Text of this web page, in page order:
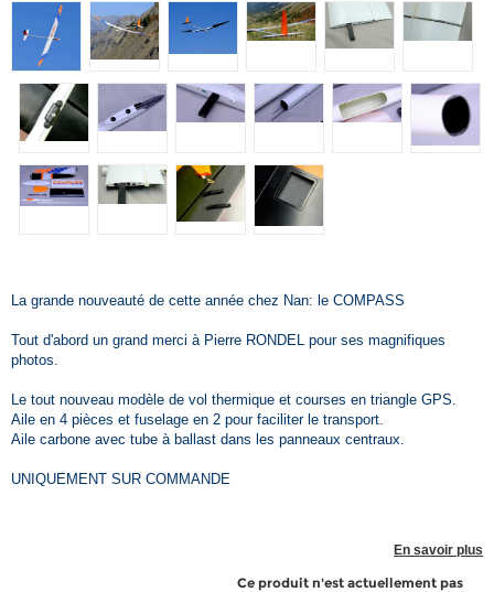
La grande nouveauté de cette année chez Nan: le COMPASS
Tout d'abord un grand merci à Pierre RONDEL pour ses magnifiques
photos.
Le tout nouveau modèle de vol thermique et courses en triangle GPS.
Aile en 4 pièces et fuselage en 2 pour faciliter le transport.
Aile carbone avec tube à ballast dans les panneaux centraux.
UNIQUEMENT SUR COMMANDE
En savoir plus
Ce produit n'est actuellement pas